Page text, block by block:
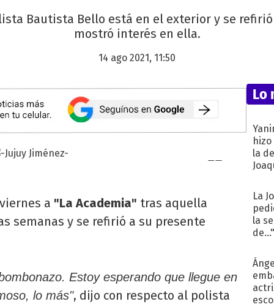
Bautista Bello está en el exterior y se
mostró interés en ella.
14 ago 2021, 11:50
a "La Academia" tras aquella
semanas y se refirió a su presente
Estoy esperando que llegue en
lo más", dijo con respecto al polista
Lo
la
La
la